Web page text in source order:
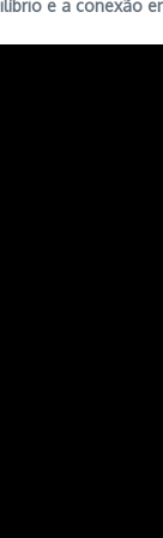
e a conexão